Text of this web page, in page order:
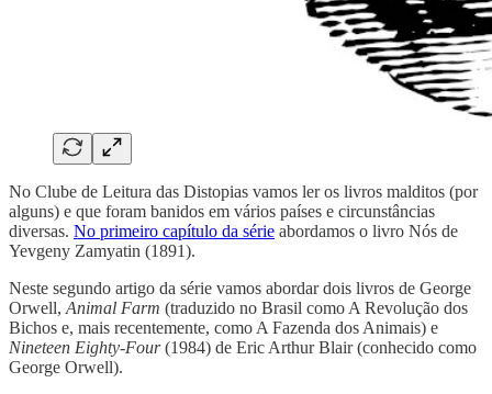
No Clube de Leitura das Distopias vamos ler os livros malditos (por
alguns) e que foram banidos em vários países e circunstâncias
diversas. No primeiro capítulo da série abordamos o livro Nós de
Yevgeny Zamyatin (1891).
Neste segundo artigo da série vamos abordar dois livros de George
Orwell, Animal Farm (traduzido no Brasil como A Revolução dos
Bichos e, mais recentemente, como A Fazenda dos Animais) e
Nineteen Eighty-Four(1984) de Eric Arthur Blair (conhecido como
George Orwell).